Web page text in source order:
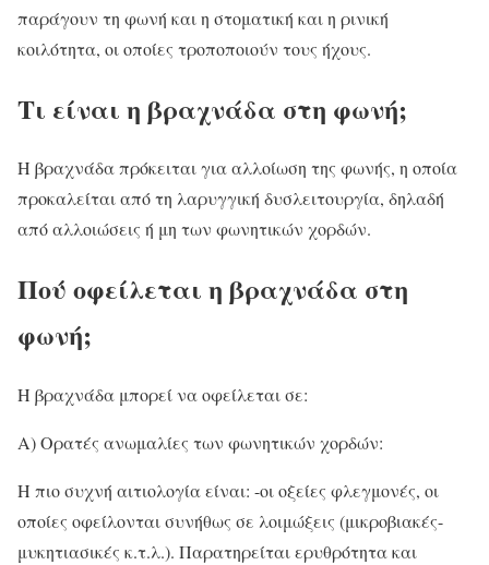
παράγουν τη φωνή και η στοματική και η ρινική
κοιλότητα, οι οποίες τροποποιούν τους ήχους.
Τι είναι η βραχνάδα στη φωνή;
Η βραχνάδα πρόκειται για αλλοίωση της φωνής, η οποία
προκαλείται από τη λαρυγγική δυσλειτουργία, δηλαδή
από αλλοιώσεις ή μη των φωνητικών χορδών.
Πού οφείλεται η βραχνάδα στη
φωνή;
Η βραχνάδα μπορεί να οφείλεται σε:
Α) Ορατές ανωμαλίες των φωνητικών χορδών:
Η πιο συχνή αιτιολογία είναι: -οι οξείες φλεγμονές, οι
οποίες οφείλονται συνήθως σε λοιμώξεις (μικροβιακές-
μυκητιασικές κ.τ.λ.). Παρατηρείται ερυθρότητα και